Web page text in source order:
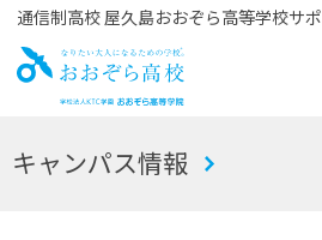
通信制高校 屋久島おおぞら高等学校サ
お
キャンパス情報